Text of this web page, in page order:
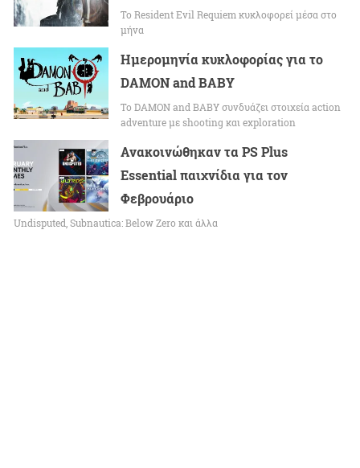
To Resident Evil Requiem κυκλοφορεί μέσα στο
μήνα
Ημερομηνία κυκλοφορίας για το
DAMON and BABY
Το DAMON and BABY συνδυάζει στοιχεία action
adventure με shooting και exploration
Ανακοινώθηκαν τα PS Plus
Essential παιχνίδια για τον
Φεβρουάριο
Undisputed, Subnautica: Below Zero και άλλα